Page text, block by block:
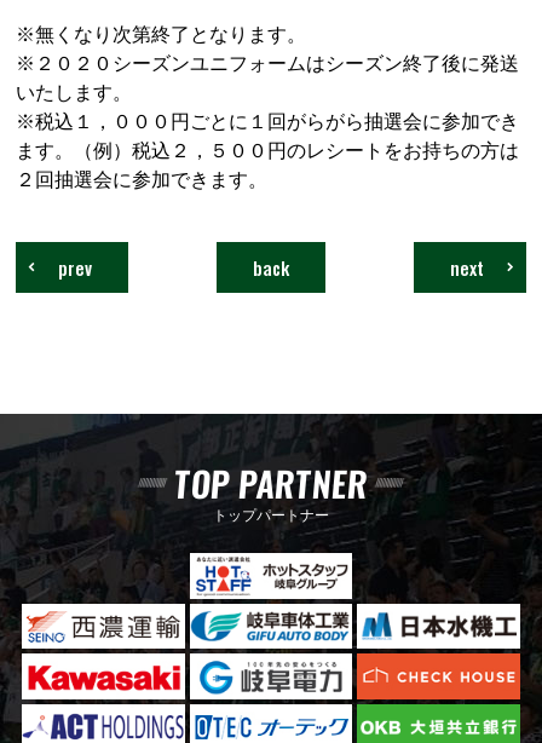
※無くなり次第終了となります。
※２０２０シーズンユニフォームはシーズン終了後に発送
いたします。
※税込１，０００円ごとに１回がらがら抽選会に参加でき
ます。（例）税込２，５００円のレシートをお持ちの方は
２回抽選会に参加できます。
next
back
prev
TOP PARTNER
トップパートナー